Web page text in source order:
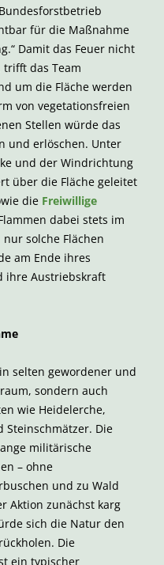
für die Maßnahme
Damit das Feuer nicht
das Team
um die Fläche werden
von vegetationsfreien
Stellen würde das
und erlöschen. Unter
und der Windrichtung
über die Fläche geleitet
die Freiwillige
dabei stets im
solche Flächen
am Ende ihres
ihre Austriebskraft
selten gewordener und
sondern auch
wie Heidelerche,
Steinschmätzer. Die
militärische
– ohne
und zu Wald
Aktion zunächst karg
sich die Natur den
Die
ein typischer